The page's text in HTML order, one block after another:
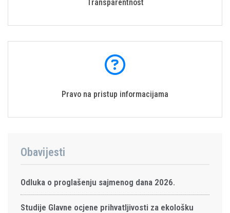
Transparentnost
Pravo na pristup informacijama
Obavijesti
Odluka o proglašenju sajmenog dana 2026.
Studije Glavne ocjene prihvatljivosti za ekološku